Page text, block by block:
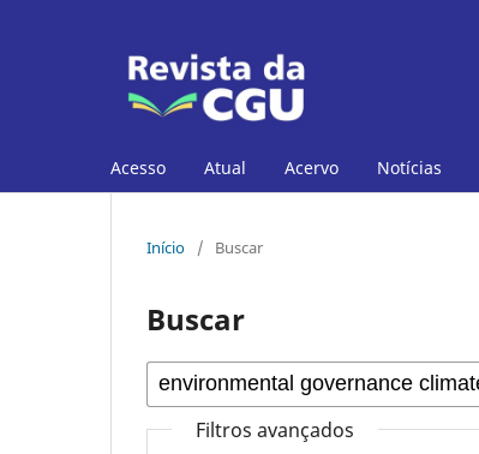
Acesso Atual Acervo Notícias
Início / Buscar
Buscar
Filtros avançados